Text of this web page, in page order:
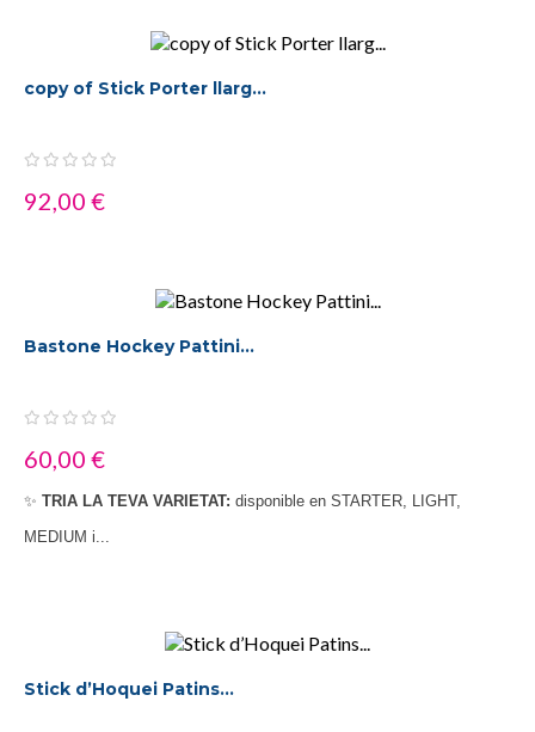
copy of Stick Porter llarg...
92,00 €
Bastone Hockey Pattini...
60,00 €
✨ TRIA LA TEVA VARIETAT: disponible en STARTER, LIGHT,
MEDIUM i...
Stick d’Hoquei Patins...